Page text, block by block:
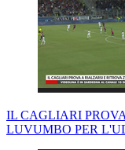
IL CAGLIARI
LUVUMBO PER